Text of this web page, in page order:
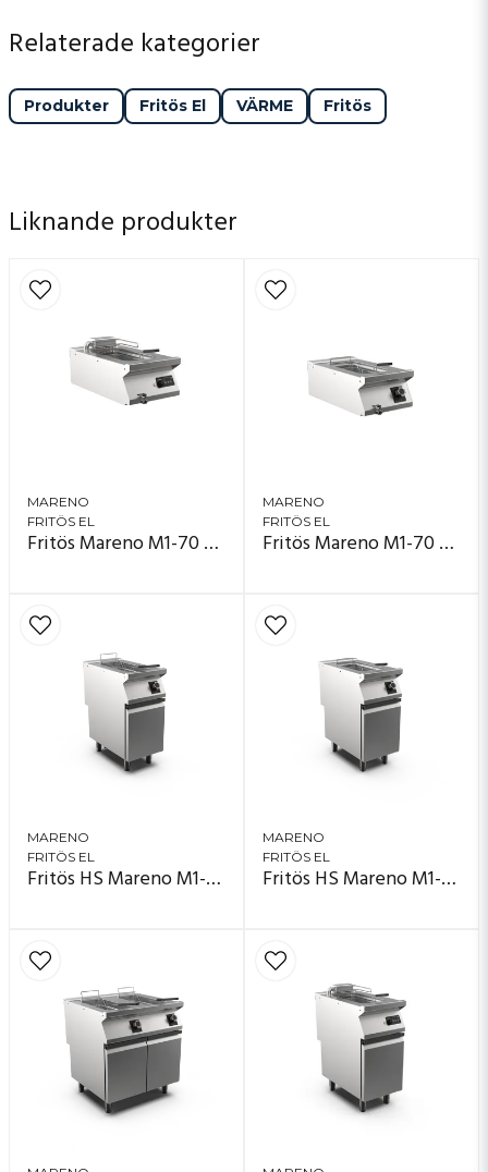
511.26 KB
Relaterade kategorier
Produkter Fritös El VÄRME Fritös
Liknande produkter
MARENO
FRITÖS EL
Fritös Mareno M1-70 FR74E10KT
MARENO
FRITÖS EL
Fritös Mareno M1-70 FR74E10T
MARENO
FRITÖS EL
Fritös HS Mareno M1-70 FR74E15A
MARENO
FRITÖS EL
Fritös HS Mareno M1-70 FR74E10A